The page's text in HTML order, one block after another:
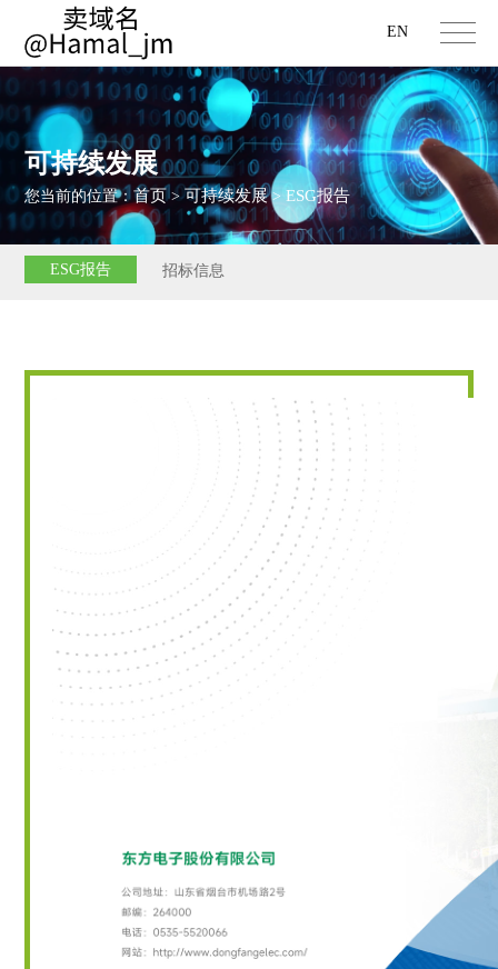
EN
可持续发展
您当前的位置：首页>可持续发展>ESG报告
ESG报告 招标信息